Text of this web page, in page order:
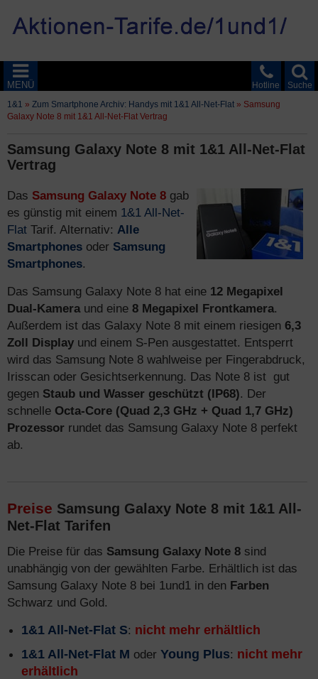
Suche
Hotline
MENÜ
1&1 » Zum Smartphone Archiv: Handys mit 1&1 All-Net-Flat » Samsung
Galaxy Note 8 mit 1&1 All-Net-Flat Vertrag
Samsung Galaxy Note 8 mit 1&1 All-Net-Flat
Vertrag
Das Samsung Galaxy Note 8 gab
es günstig mit einem 1&1 All-Net-
Flat Tarif. Alternativ: Alle
Smartphones oder Samsung
Smartphones.
Das Samsung Galaxy Note 8 hat eine 12 Megapixel
Dual-Kameraund eine 8 Megapixel Frontkamera.
Außerdem ist das Galaxy Note 8 mit einem riesigen 6,3
Zoll Display und einem S-Pen ausgestattet. Entsperrt
wird das Samsung Note 8 wahlweise per Fingerabdruck,
Irisscan oder Gesichtserkennung. Das Note 8 ist gut
gegen Staub und Wasser geschützt (IP68). Der
schnelle Octa-Core (Quad 2,3 GHz + Quad 1,7 GHz)
Prozessor rundet das Samsung Galaxy Note 8 perfekt
ab.
Preise Samsung Galaxy Note 8 mit 1&1 All-
Net-Flat Tarifen
Die Preise für das Samsung Galaxy Note 8 sind
unabhängig von der gewählten Farbe. Erhältlich ist das
Samsung Galaxy Note 8 bei 1und1 in den Farben
Schwarz und Gold.
1&1 All-Net-Flat S: nicht mehr erhältlich
1&1 All-Net-Flat M oder Young Plus: nicht mehr
erhältlich